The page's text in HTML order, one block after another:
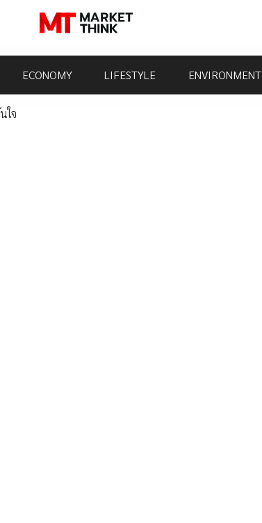
ECONOMY LIFESTYLE ENVIRONMENT